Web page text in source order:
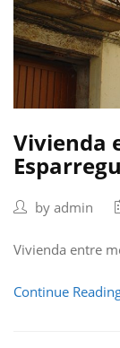
Vivienda
by admin
Vivienda entre
Continue